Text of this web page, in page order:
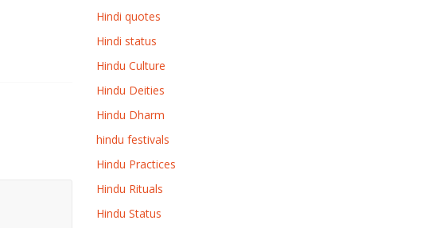
Hindi quotes
Hindi status
Hindu Culture
Hindu Deities
Hindu Dharm
hindu festivals
Hindu Practices
Hindu Rituals
Hindu Status